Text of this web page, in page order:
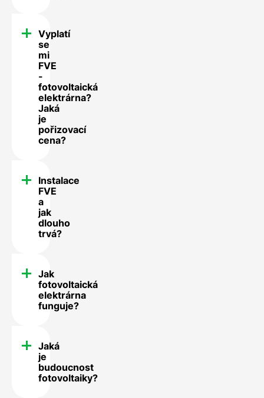
Vyplatí
se
mi
FVE
-
fotovoltaická
elektrárna?
Jaká
je
pořizovací
cena?
Instalace
FVE
a
jak
dlouho
trvá?
Jak
fotovoltaická
elektrárna
funguje?
Jaká
je
budoucnost
fotovoltaiky?